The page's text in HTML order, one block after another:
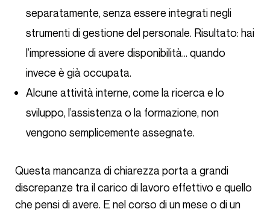
separatamente, senza essere integrati negli
strumenti di gestione del personale. Risultato: hai
l’impressione di avere disponibilità… quando
invece è già occupata.
Alcune attività interne, come la ricerca e lo
sviluppo, l’assistenza o la formazione, non
vengono semplicemente assegnate.
Questa mancanza di chiarezza porta a grandi
discrepanze tra il carico di lavoro effettivo e quello
che pensi di avere. E nel corso di un mese o di un